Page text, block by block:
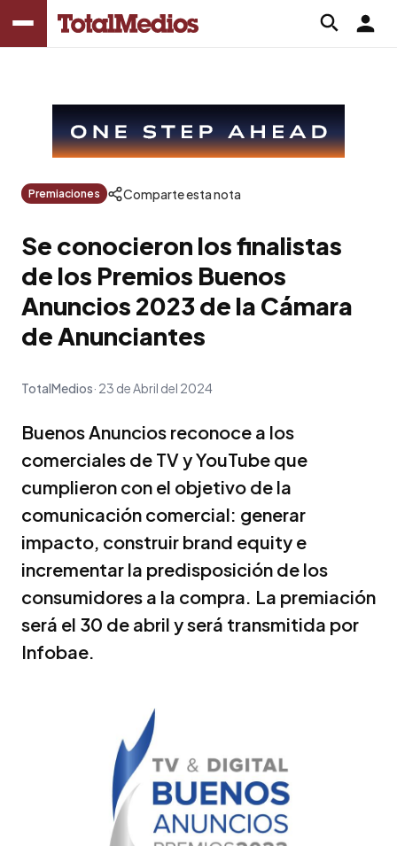
Premiaciones Comparte esta nota
Se conocieron los finalistas
de los Premios Buenos
Anuncios 2023 de la Cámara
de Anunciantes
TotalMedios 23 de Abril del 2024
Buenos Anuncios reconoce a los
comerciales de TV y YouTube que
cumplieron con el objetivo de la
comunicación comercial: generar
impacto, construir brand equity e
incrementar la predisposición de los
consumidores a la compra. La premiación
será el 30 de abril y será transmitida por
Infobae.